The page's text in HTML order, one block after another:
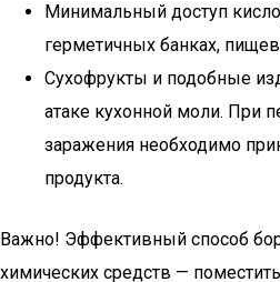
Минимальный доступ
герметичных банках,
Сухофрукты и подобные
атаке кухонной моли. При
заражения необходимо
продукта.
Важно! Эффективный способ
химических средств —